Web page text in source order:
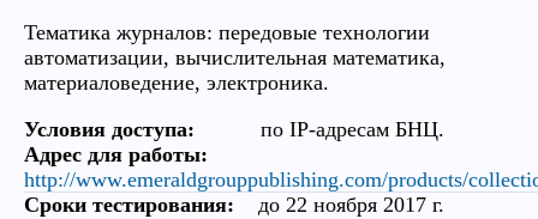
Тематика журналов: передовые технологии
автоматизации, вычислительная математика,
материаловедение, электроника.
Условия доступа: по IP-адресам БНЦ.
Адрес для работы:
http://www.emeraldgrouppublishing.com/products/
Сроки тестирования: до 22 ноября 2017 г.